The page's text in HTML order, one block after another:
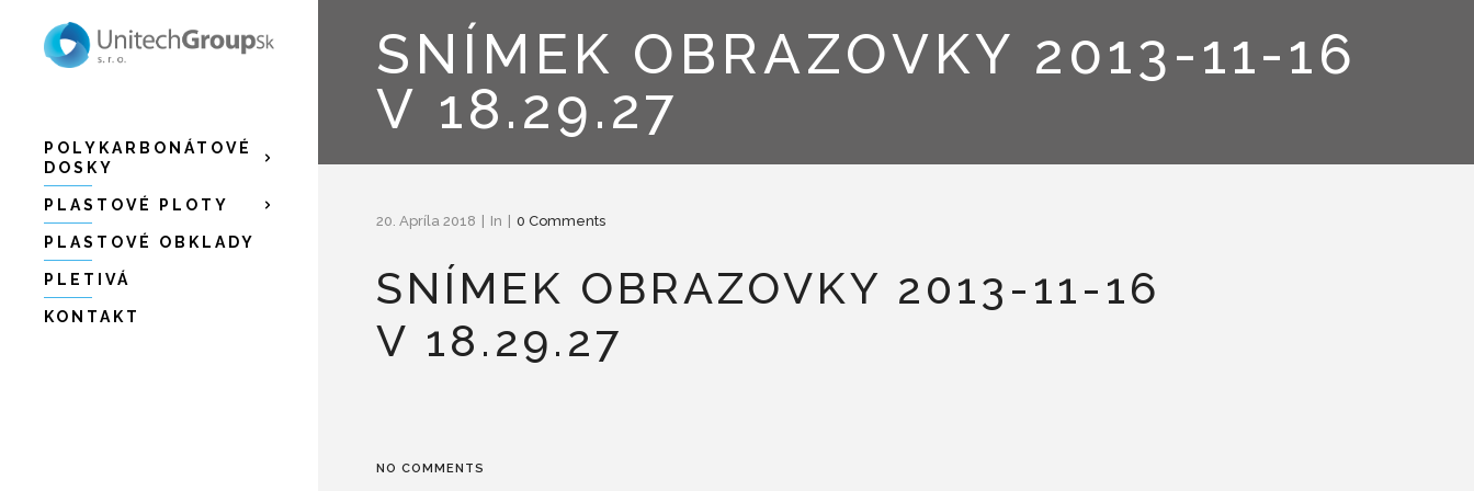
POLYKARBONÁTOVÉ
DOSKY
PLASTOVÉ PLOTY
PLASTOVÉ OBKLADY
PLETIVÁ
KONTAKT
SNÍMEK OBRAZOVKY 2013-11-16
V 18.29.27
20. Apríla 2018 In 0 Comments
SNÍMEK OBRAZOVKY 2013-11-16
V 18.29.27
NO COMMENTS